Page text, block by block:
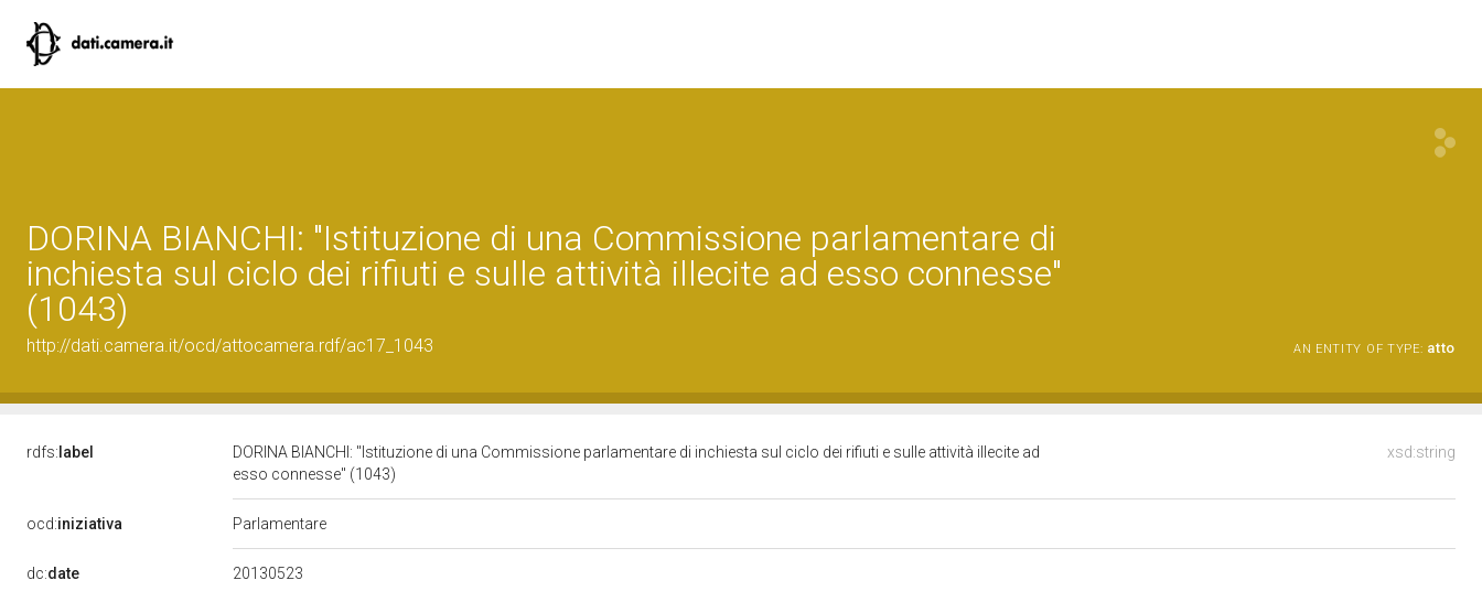
DORINA BIANCHI: "Istituzione di una Commissione parlamentare di
inchiesta sul ciclo dei rifiuti e sulle attività illecite ad esso connesse"
(1043)
http://dati.camera.it/ocd/attocamera.rdf/ac17_1043 AN ENTITY OF TYPE: atto
rdfs: label xsd:string
DORINA BIANCHI: "Istituzione di una Commissione parlamentare di inchiesta sul ciclo dei rifiuti e sulle attività illecite ad
esso connesse" (1043)
ocd:iniziativa Parlamentare
dc:date 20130523